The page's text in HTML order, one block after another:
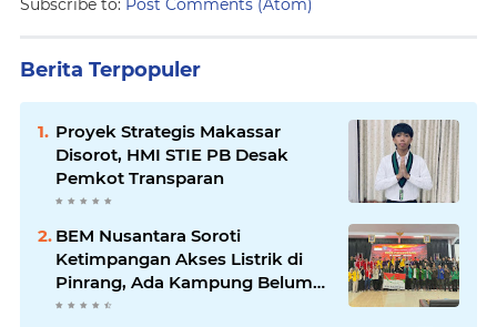
Subscribe to: Post Comments (Atom)
Berita Terpopuler
Proyek Strategis Makassar
Disorot, HMI STIE PB Desak
Pemkot Transparan
BEM Nusantara Soroti
Ketimpangan Akses Listrik di
Pinrang, Ada Kampung Belum
Terlayani